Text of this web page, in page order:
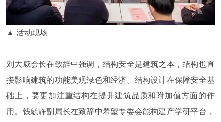
▲ 活动现场
刘大威会长在致辞中强调，结构安全是建筑之本，结构也直
接影响建筑的功能美观绿色和经济。结构设计在保障安全基
础上，要更加注重结构在提升建筑品质和附加值方面的作
用。钱毓静副局长在致辞中希望专委会能构建产学研平台，